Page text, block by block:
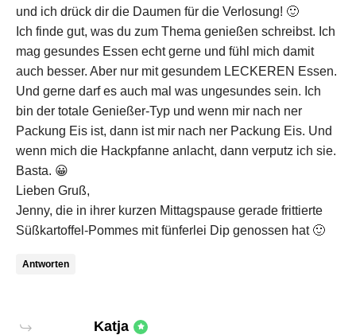
und ich drück dir die Daumen für die Verlosung! 🙂
Ich finde gut, was du zum Thema genießen schreibst. Ich
mag gesundes Essen echt gerne und fühl mich damit
auch besser. Aber nur mit gesundem LECKEREN Essen.
Und gerne darf es auch mal was ungesundes sein. Ich
bin der totale Genießer-Typ und wenn mir nach ner
Packung Eis ist, dann ist mir nach ner Packung Eis. Und
wenn mich die Hackpfanne anlacht, dann verputz ich sie.
Basta. 😀
Lieben Gruß,
Jenny, die in ihrer kurzen Mittagspause gerade frittierte
Süßkartoffel-Pommes mit fünferlei Dip genossen hat 🙂
Antworten
Katja says: